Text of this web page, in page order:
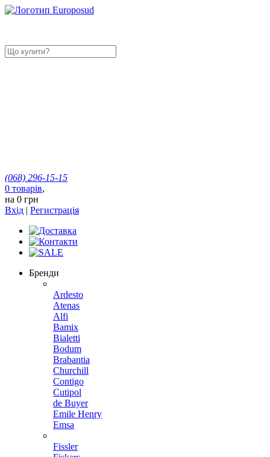
(068) 296-15-15
0 товарів,
на 0 грн
Вхід | Регистрація
Бренди
Ardesto
Atenas
Alfi
Bamix
Bialetti
Bodum
Brabantia
Churchill
Contigo
Cutipol
de Buyer
Emile Henry
Emsa
Fissler